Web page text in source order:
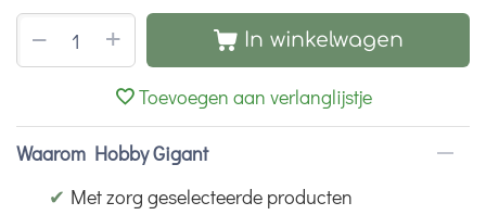
+
− In winkelwagen
Toevoegen aan verlanglijstje
Waarom Hobby Gigant
✔ Met zorg geselecteerde producten